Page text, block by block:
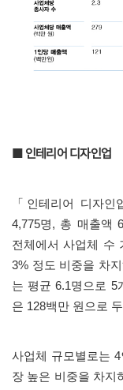
■ 인테리어 디자인업
「 인테리어 디자인
4,775명, 총 매출액
전체에서 사업체 수
3% 정도 비중을 차
는 평균6.1명으로 5
은 128백만 원으로
사업체 규모별로는 4
장 높은 비중을 차지